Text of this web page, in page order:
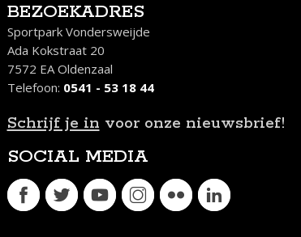
BEZOEKADRES
Sportpark Vondersweijde
Ada Kokstraat 20
7572 EA Oldenzaal
Telefoon: 0541 - 53 18 44
Schrijf je in voor onze nieuwsbrief!
SOCIAL MEDIA